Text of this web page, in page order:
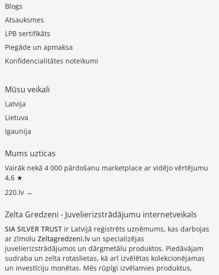
Blogs
Atsauksmes
LPB sertifikāts
Piegāde un apmaksa
Konfidencialitātes noteikumi
Mūsu veikali
Latvija
Lietuva
Igaunija
Mums uzticas
Vairāk nekā 4 000 pārdošanu marketplace ar vidējo vērtējumu
4,6 ★
220.lv →
Zelta Gredzeni - Juvelierizstrādājumu internetveikals
SIA SILVER TRUST ir Latvijā reģistrēts uzņēmums, kas darbojas
ar zīmolu Zeltagredzeni.lv un specializējas
juvelierizstrādājumos un dārgmetālu produktos. Piedāvājam
sudraba un zelta rotaslietas, kā arī izvēlētas kolekcionējamas
un investīciju monētas. Mēs rūpīgi izvēlamies produktus,